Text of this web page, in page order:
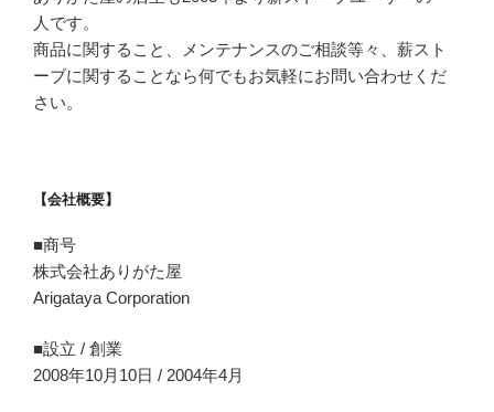
人です。
商品に関すること、メンテナンスのご相談等々、薪スト
ーブに関することなら何でもお気軽にお問い合わせくだ
さい。
【会社概要】
■商号
株式会社ありがた屋
Arigataya Corporation
■設立 / 創業
2008年10月10日 / 2004年4月